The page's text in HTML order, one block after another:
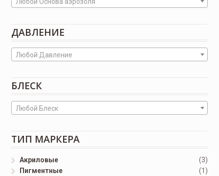
Любой Основа аэрозоля
ДАВЛЕНИЕ
Любой Давление
БЛЕСК
Любой Блеск
ТИП МАРКЕРА
Акриловые
(3)
Пигментные
(1)